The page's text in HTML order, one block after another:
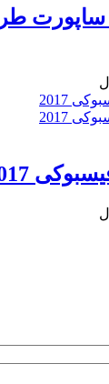
ساپورت
2017